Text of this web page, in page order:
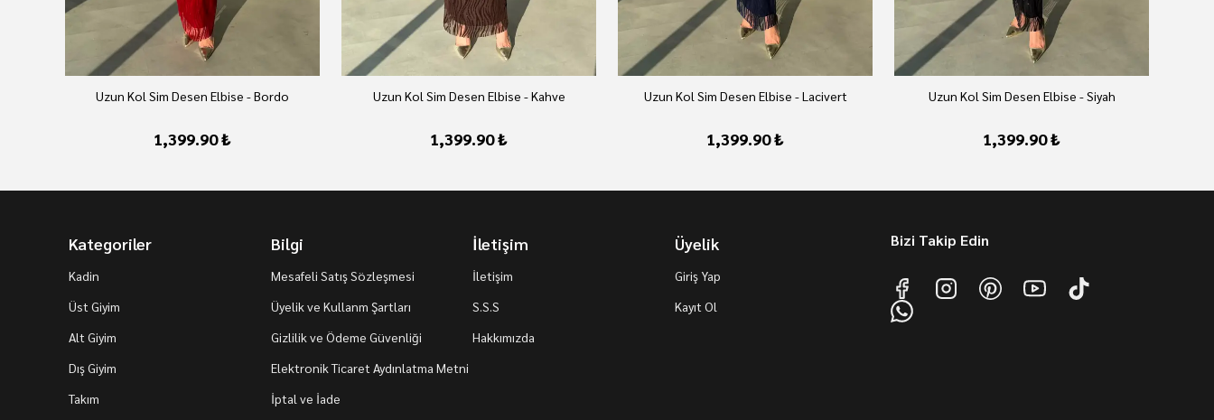
Uzun Kol Sim Desen Elbise - Bordo
1,399.90 ₺
Uzun Kol Sim Desen Elbise - Kahve
1,399.90 ₺
Uzun Kol Sim Desen Elbise - Lacivert
1,399.90 ₺
Uzun Kol Sim Desen Elbise - Siyah
1,399.90 ₺
Kategoriler
Kadin
Üst Giyim
Alt Giyim
Dış Giyim
Takım
Bilgi
Mesafeli Satış Sözleşmesi
Üyelik ve Kullanm Şartları
Gizlilik ve Ödeme Güvenliği
Elektronik Ticaret Aydınlatma Metni
İptal ve İade
İletişim
İletişim
S.S.S
Hakkımızda
Üyelik
Giriş Yap
Kayıt Ol
Bizi Takip Edin